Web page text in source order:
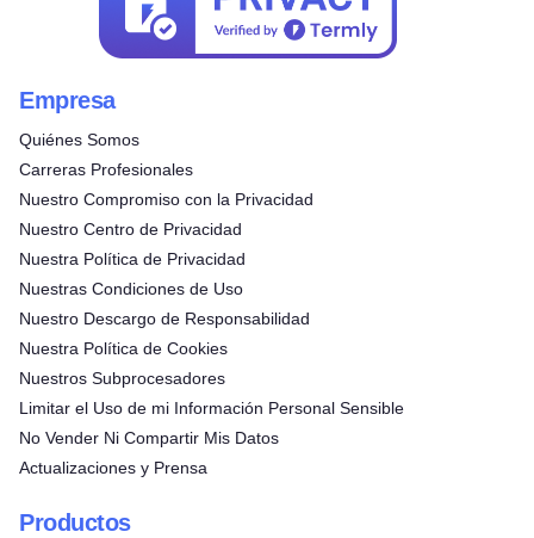
Empresa
Quiénes Somos
Carreras Profesionales
Nuestro Compromiso con la Privacidad
Nuestro Centro de Privacidad
Nuestra Política de Privacidad
Nuestras Condiciones de Uso
Nuestro Descargo de Responsabilidad
Nuestra Política de Cookies
Nuestros Subprocesadores
Limitar el Uso de mi Información Personal Sensible
No Vender Ni Compartir Mis Datos
Actualizaciones y Prensa
Productos